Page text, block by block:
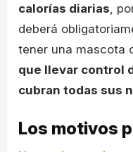
calorías diarias ,
deberá
tener una mascota
que llevar control
cubran todas sus
Los motivos